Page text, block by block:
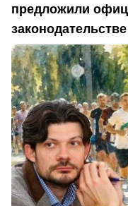
предложили